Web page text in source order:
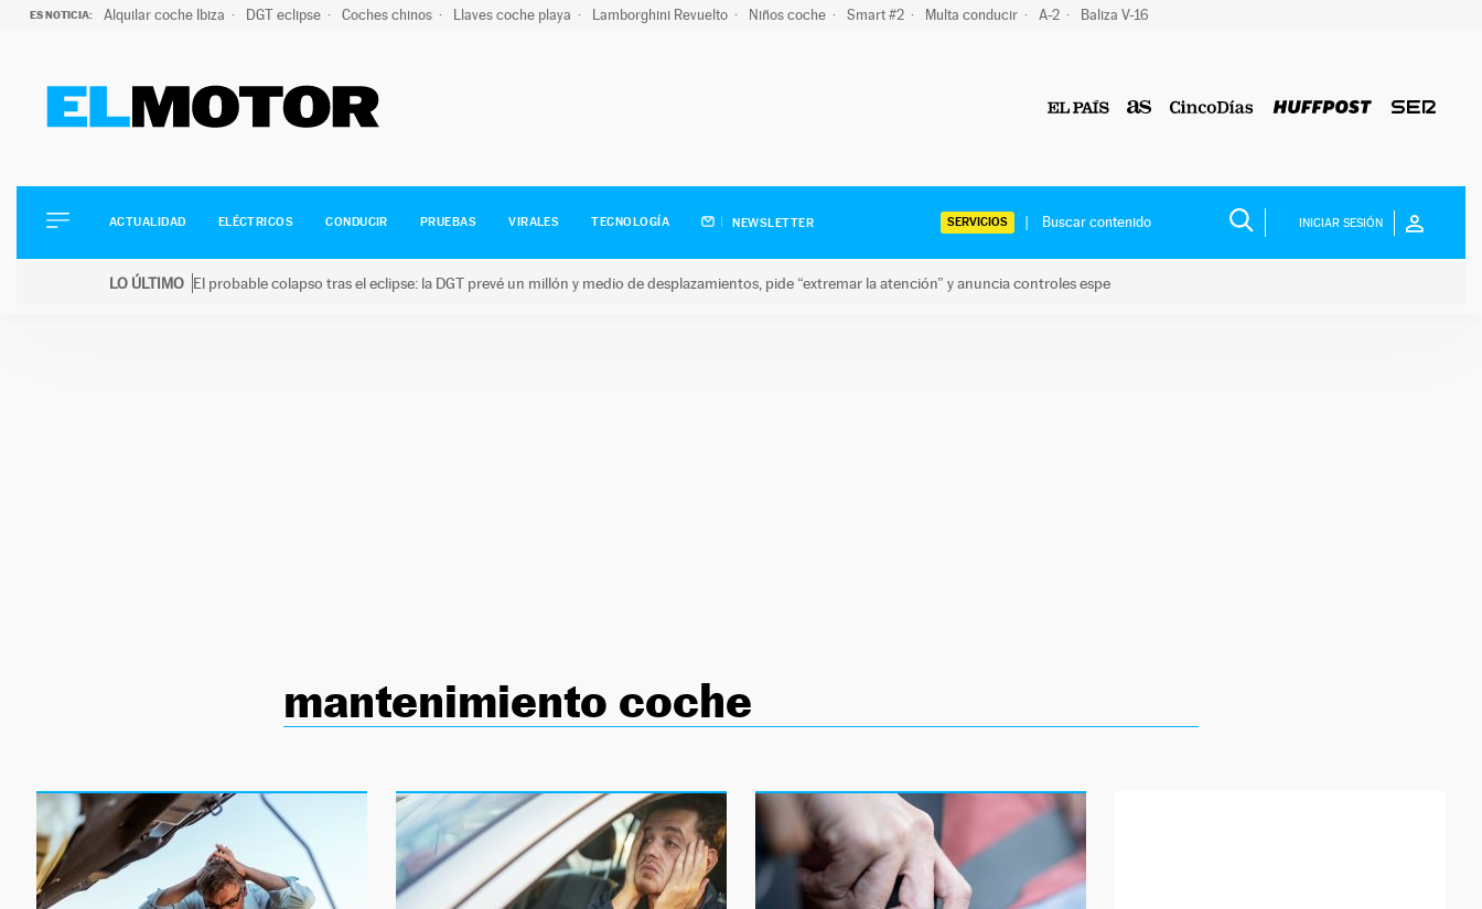
ES NOTICIA: Alquilar coche Ibiza DGT eclipse Coches chinos Llaves coche playa Lamborghini Revuelto Niños coche Smart #2 Multa conducir A-2 Baliza V-16
ELÉCTRICOS
CONDUCIR
ACTUALIDAD ELÉCTRICOS CONDUCIR PRUEBAS VIRALES TECNOLOGÍA NEWSLETTER SERVICIOS INICIAR SESIÓN
LO ÚLTIMO El probable colapso tras el eclipse: la DGT prevé un millón y medio de desplazamientos, pide “extremar la atención” y anuncia controles espe
mantenimiento coche